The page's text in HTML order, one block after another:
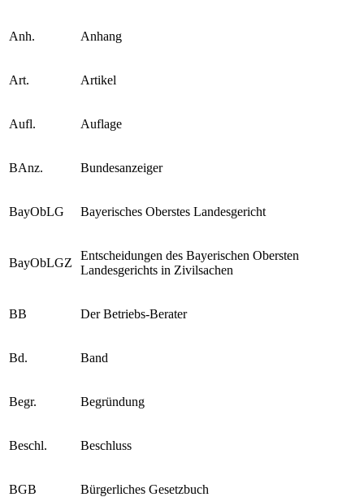
Anh. Anhang
Art. Artikel
Aufl. Auflage
BAnz. Bundesanzeiger
BayObLG Bayerisches Oberstes Landesgericht
BayObLGZ
Entscheidungen des Bayerischen Obersten
Landesgerichts in Zivilsachen
BB Der Betriebs-Berater
Bd. Band
Begr. Begründung
Beschl. Beschluss
BGB Bürgerliches Gesetzbuch